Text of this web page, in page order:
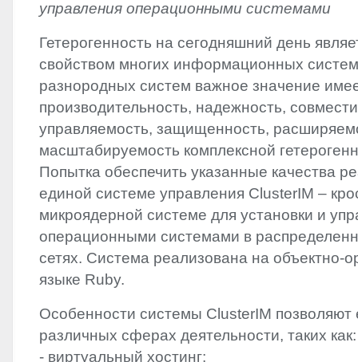
управления операционными системами
Гетерогенность на сегодняшний день
свойством многих информационных
разнородных систем важное значение
производительность, надежность,
управляемость, защищенность,
масштабируемость комплексной
Попытка обеспечить указанные качества
единой системе управления ClusterIM –
микроядерной системе для установки и
операционными системами в
сетях. Cистема реализована на объектно-
языке Ruby.
Особенности системы ClusterIM позволяют
различных сферах деятельности, таких как:
- виртуальный хостинг;